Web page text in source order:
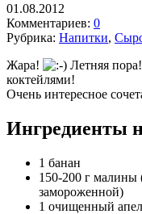
01.08.2012
Комментариев: 0
Рубрика: Напитки,
Жара!
Летняя
коктейлями!
Очень интересное
Ингредиенты
1 банан
150-200 г малины
замороженной)
1 очищенный